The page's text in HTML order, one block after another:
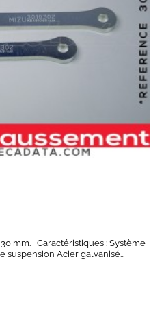
mm. Caractéristiques : Système
suspension Acier galvanisé...